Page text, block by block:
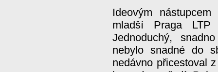
Ideovým
mladší Praga
Jednoduchý,
nebylo snadné do
nedávno přicestoval